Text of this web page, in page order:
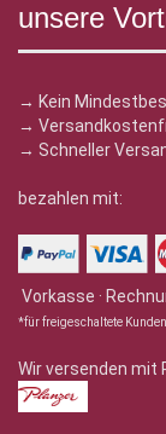
unsere
→ Kein
→
→ Schneller
bezahlen mit:
Vorkasse ·
*für freigeschaltete Kunden
Wir versenden mit